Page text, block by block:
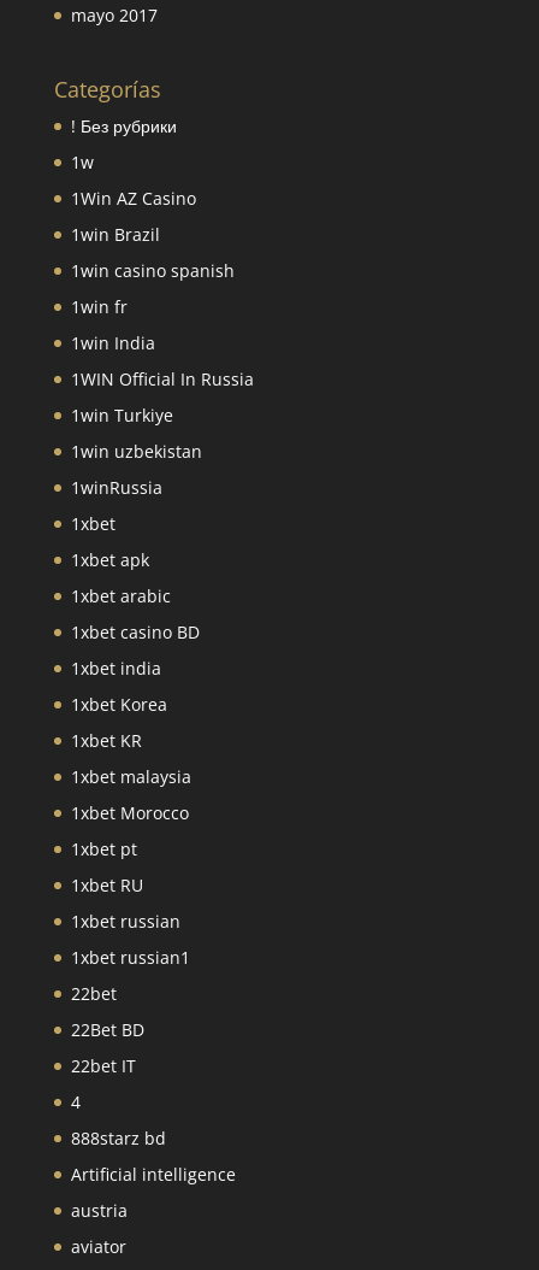
mayo 2017
Categorías
! Без рубрики
1w
1Win AZ Casino
1win Brazil
1win casino spanish
1win fr
1win India
1WIN Official In Russia
1win Turkiye
1win uzbekistan
1winRussia
1xbet
1xbet apk
1xbet arabic
1xbet casino BD
1xbet india
1xbet Korea
1xbet KR
1xbet malaysia
1xbet Morocco
1xbet pt
1xbet RU
1xbet russian
1xbet russian1
22bet
22Bet BD
22bet IT
4
888starz bd
Artificial intelligence
austria
aviator